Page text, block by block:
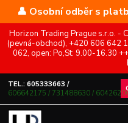
👤 Osobní odběr s
Horizon Trading Prague s.r.o. -
(pevná-obchod), +420 606 642
062, open: Po,St: 9.00-16.30
TEL.: 605333663 /
606642175 / 731488630 /